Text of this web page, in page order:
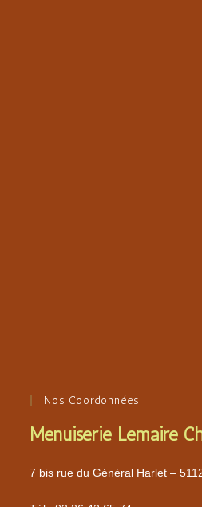
Nos Coordonnées
Menuiserie Lemaire
7 bis rue du Général Harlet –